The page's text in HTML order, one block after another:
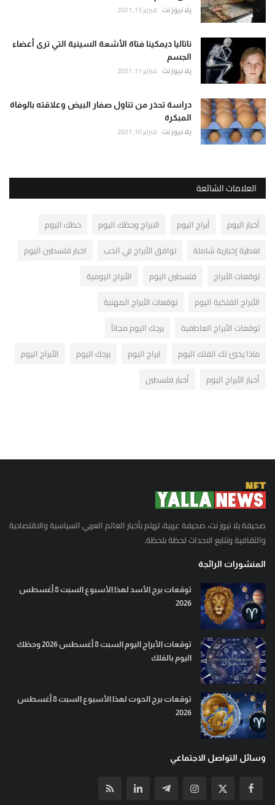
يلا نيوز نت فبراير 13, 2021
ناتاليا ديمكينا فتاة الأشعة السينية التي ترى أعضاء
الجسم
يلا نيوز نت فبراير 11, 2021
دراسة تحذر من تناول صفار البيض وعلاقته بالوفاة
المبكرة
يلا نيوز نت فبراير 10, 2021
العلامات الشائعة
أخبار اليوم أبراج اليوم الابراج وحظك اليوم
حظك اليوم
تغطية إخبارية شاملة
توافق الأبراج في الحب
اخبار فلسطين اليوم
توقعات الأبراج
فلسطين اليوم
الأبراج اليومية
الأبراج الفلكية اليوم
توقعات الأبراج المهنية
توقعات الأبراج العاطفية
برجك اليوم مجاناً
ماذا يخبئ لك الفلك اليوم
ابراج اليوم برجك اليوم
الأبراج اليوم
أخبار الأبراج اليوم
أخبار فلسطين
صحيفة يلا نيوز نت، صحيفة عربية، تهتم بأخبار العالم العربي السياسية والاقتصادية
والثقافية وتتابع الاحداث لحظة بلحظة.
المنشورات الرائجة
توقعات برج الأسد لهذا الأسبوع السبت 8 أغسطس
2026
توقعات الأبراج اليوم السبت 8 أغسطس 2026 وحظك
اليوم بالفلك
توقعات برج الحوت لهذا الأسبوع السبت 8 أغسطس
2026
وسائل التواصل الاجتماعي